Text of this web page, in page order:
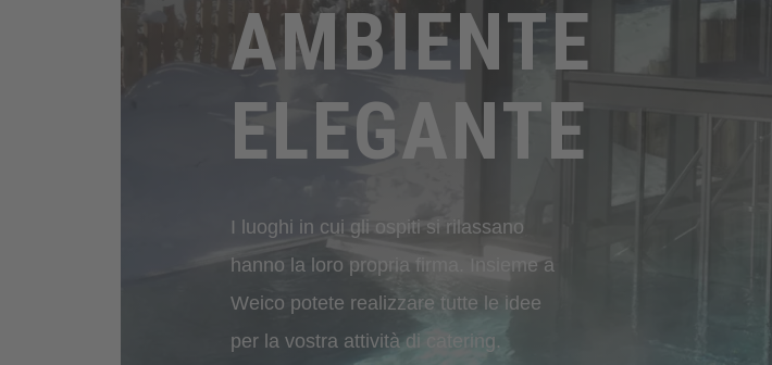
AMBIENTE
ELEGANTE
I luoghi in cui gli ospiti si rilassano
hanno la loro propria firma. Insieme a
Weico potete realizzare tutte le idee
per la vostra attività di catering.